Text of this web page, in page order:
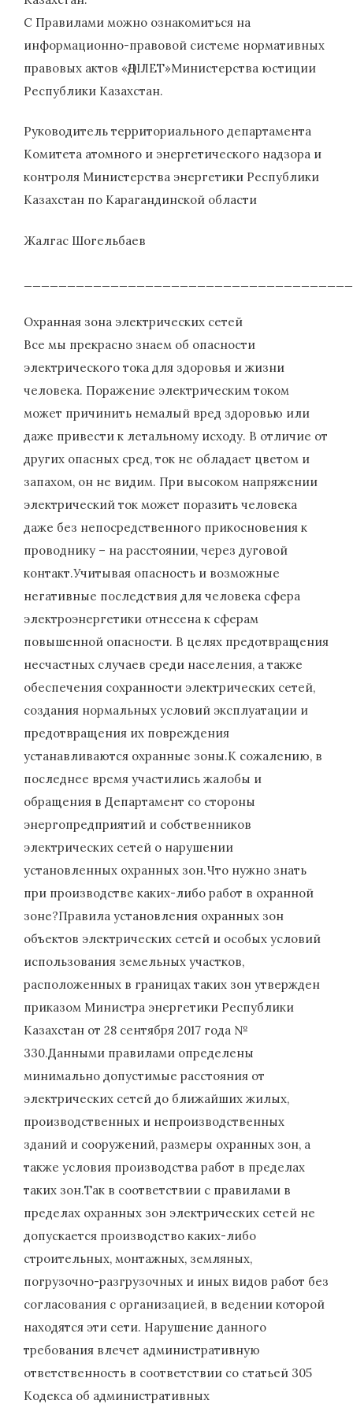
С Правилами можно ознакомиться на
информационно-правовой системе нормативных
правовых актов «ӘДІЛЕТ»Министерства юстиции
Республики Казахстан.
Руководитель территориального департамента
Комитета атомного и энергетического надзора и
контроля Министерства энергетики Республики
Казахстан по Карагандинской области
Жалгас Шогельбаев
Охранная зона электрических сетей
Все мы прекрасно знаем об опасности
электрического тока для здоровья и жизни
человека. Поражение электрическим током
может причинить немалый вред здоровью или
даже привести к летальному исходу. В отличие от
других опасных сред, ток не обладает цветом и
запахом, он не видим. При высоком напряжении
электрический ток может поразить человека
даже без непосредственного прикосновения к
проводнику – на расстоянии, через дуговой
контакт.Учитывая опасность и возможные
негативные последствия для человека сфера
электроэнергетики отнесена к сферам
повышенной опасности. В целях предотвращения
несчастных случаев среди населения, а также
обеспечения сохранности электрических сетей,
создания нормальных условий эксплуатации и
предотвращения их повреждения
устанавливаются охранные зоны.К сожалению, в
последнее время участились жалобы и
обращения в Департамент со стороны
энергопредприятий и собственников
электрических сетей о нарушении
установленных охранных зон.Что нужно знать
при производстве каких-либо работ в охранной
зоне?Правила установления охранных зон
объектов электрических сетей и особых условий
использования земельных участков,
расположенных в границах таких зон утвержден
приказом Министра энергетики Республики
Казахстан от 28 сентября 2017 года №
330.Данными правилами определены
минимально допустимые расстояния от
электрических сетей до ближайших жилых,
производственных и непроизводственных
зданий и сооружений, размеры охранных зон, а
также условия производства работ в пределах
таких зон.Так в соответствии с правилами в
пределах охранных зон электрических сетей не
допускается производство каких-либо
строительных, монтажных, земляных,
погрузочно-разгрузочных и иных видов работ без
согласования с организацией, в ведении которой
находятся эти сети. Нарушение данного
требования влечет административную
ответственность в соответствии со статьей 305
Кодекса об административных